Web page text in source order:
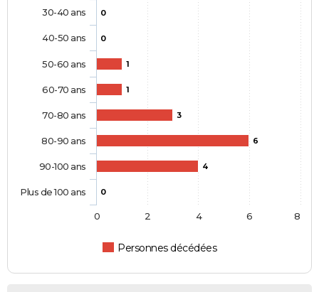
0
0
1
1
3
6
4
0
Personnes décédées
30-40 ans
40-50 ans
50-60 ans
60-70 ans
70-80 ans
80-90 ans
90-100 ans
Plus de 100 ans
0 2 4 6 8